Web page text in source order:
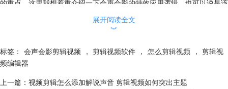
的重点，这里我想着重介绍一下会声会影的特效应用逻辑，也可以说是该
展开阅读全文
︾
标签： 会声会影剪辑视频 ， 剪辑视频软件 ， 怎么剪辑视频 ，
剪辑视
频编辑器
上一篇： 视频剪辑怎么添加解说声音 剪辑视频如何突出主题